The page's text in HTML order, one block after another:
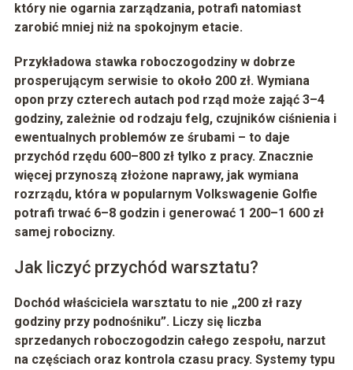
który nie ogarnia zarządzania, potrafi natomiast
zarobić mniej niż na spokojnym etacie.
Przykładowa stawka roboczogodziny w dobrze
prosperującym serwisie to około 200 zł. Wymiana
opon przy czterech autach pod rząd może zająć 3–4
godziny, zależnie od rodzaju felg, czujników ciśnienia i
ewentualnych problemów ze śrubami – to daje
przychód rzędu 600–800 złtylko z pracy. Znacznie
więcej przynoszą złożone naprawy, jak wymiana
rozrządu, która w popularnym Volkswagenie Golfie
potrafi trwać 6–8 godzini generować 1 200–1 600 zł
samej robocizny.
Jak liczyć przychód warsztatu?
Dochód właściciela warsztatu to nie „200 zł razy
godziny przy podnośniku”. Liczy się liczba
sprzedanych roboczogodzin całego zespołu, narzut
na częściach oraz kontrola czasu pracy. Systemy typu